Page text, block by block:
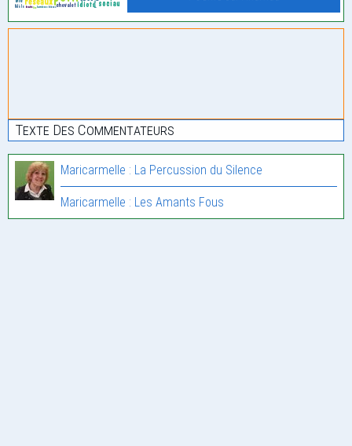
Texte Des Commentateurs
Maricarmelle : La Percussion du Silence
Maricarmelle : Les Amants Fous